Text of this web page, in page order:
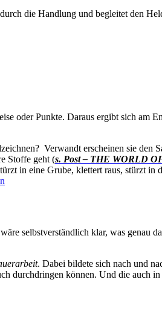
die Handlung und begleitet den
oder Punkte. Daraus ergibt sich am
Verwandt erscheinen sie den
Stoffe geht (s. Post – THE WORLD
in eine Grube, klettert raus, stürzt in
selbstverständlich klar, was genau
. Dabei bildete sich nach und
durchdringen können. Und die auch